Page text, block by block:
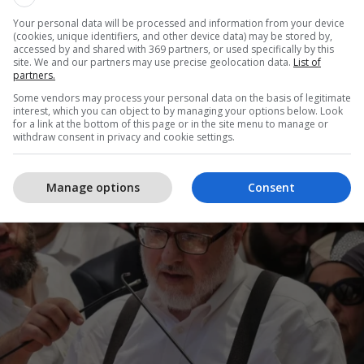
2026 • 22:55
izraelit, Pollard: Izraeli do ta
luftën e ardhshme kundër
Your personal data will be processed and information from your device
(cookies, unique identifiers, and other device data) may be stored by,
accessed by and shared with 369 partners, or used specifically by this
site. We and our partners may use precise geolocation data. List of
partners.
Some vendors may process your personal data on the basis of legitimate
interest, which you can object to by managing your options below. Look
for a link at the bottom of this page or in the site menu to manage or
withdraw consent in privacy and cookie settings.
Consent
Manage options